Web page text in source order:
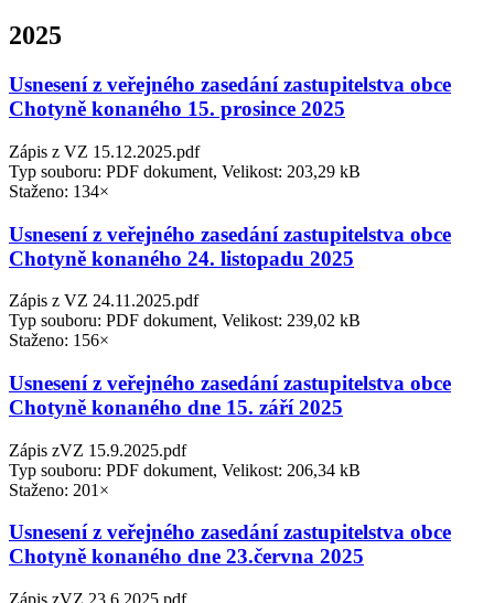
2025
Usnesení z veřejného zasedání zastupitelstva obce
Chotyně konaného 15. prosince 2025
Zápis z VZ 15.12.2025.pdf
Typ souboru: PDF dokument, Velikost: 203,29 kB
Staženo: 134×
Usnesení z veřejného zasedání zastupitelstva obce
Chotyně konaného 24. listopadu 2025
Zápis z VZ 24.11.2025.pdf
Typ souboru: PDF dokument, Velikost: 239,02 kB
Staženo: 156×
Usnesení z veřejného zasedání zastupitelstva obce
Chotyně konaného dne 15. září 2025
Zápis zVZ 15.9.2025.pdf
Typ souboru: PDF dokument, Velikost: 206,34 kB
Staženo: 201×
Usnesení z veřejného zasedání zastupitelstva obce
Chotyně konaného dne 23.června 2025